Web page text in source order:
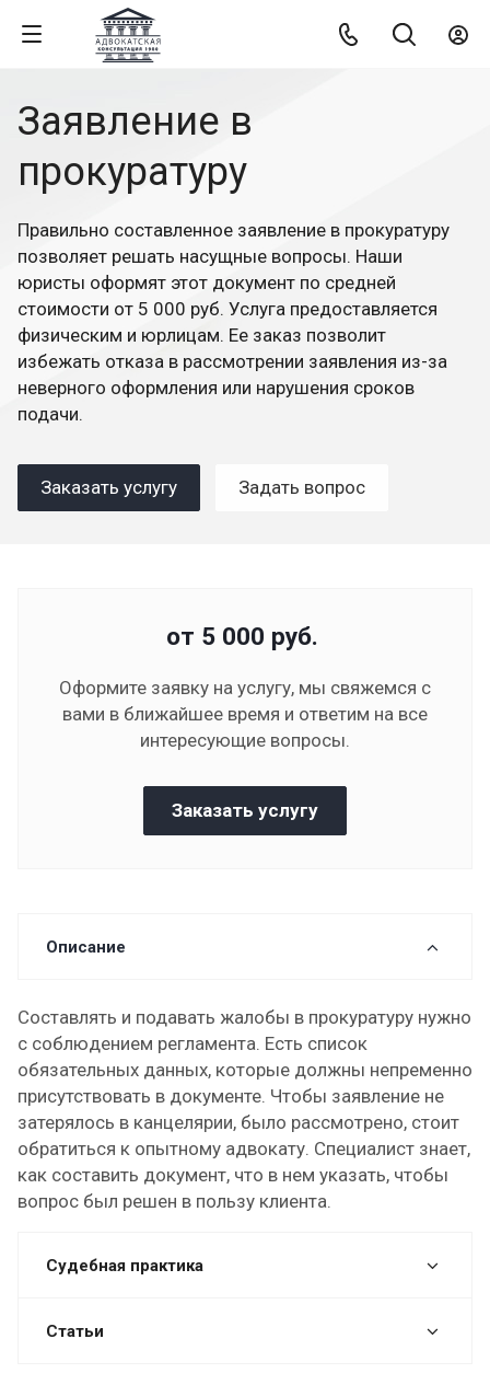
Заявление в
прокуратуру
Правильно составленное заявление в прокуратуру
позволяет решать насущные вопросы. Наши
юристы оформят этот документ по средней
стоимости от 5 000 руб. Услуга предоставляется
физическим и юрлицам. Ее заказ позволит
избежать отказа в рассмотрении заявления из-за
неверного оформления или нарушения сроков
подачи.
Заказать услугу Задать вопрос
от 5 000 руб.
Оформите заявку на услугу, мы свяжемся с
вами в ближайшее время и ответим на все
интересующие вопросы.
Заказать услугу
Описание
Составлять и подавать жалобы в прокуратуру нужно
с соблюдением регламента. Есть список
обязательных данных, которые должны непременно
присутствовать в документе. Чтобы заявление не
затерялось в канцелярии, было рассмотрено, стоит
обратиться к опытному адвокату. Специалист знает,
как составить документ, что в нем указать, чтобы
вопрос был решен в пользу клиента.
Судебная практика
Статьи